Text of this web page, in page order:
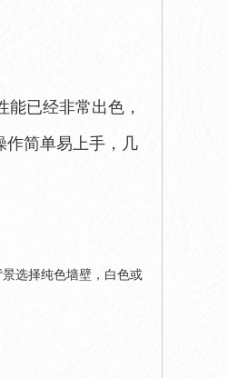
已经非常出色，
作简单易上手，几
选择纯色墙壁，白色或